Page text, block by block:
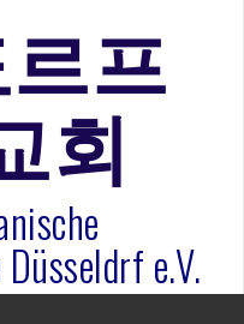
화 권사
기(요한복음 15:1-17) 손
프
회
e.V.